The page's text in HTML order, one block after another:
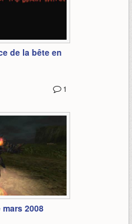
de la bête en
1
1:07
2008